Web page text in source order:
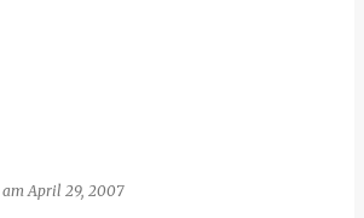
amApril 29, 2007